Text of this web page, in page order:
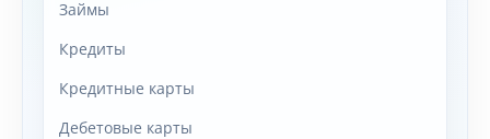
Займы
Кредиты
Кредитные карты
Дебетовые карты